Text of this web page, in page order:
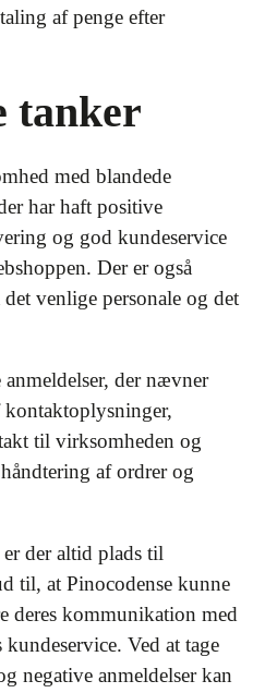
af penge efter
tanker
med blandede
har haft positive
og god kundeservice
Der er også
venlige personale og det
der nævner
kontaktoplysninger,
til virksomheden og
af ordrer og
der altid plads til
til, at Pinocodense kunne
deres kommunikation med
Ved at tage
negative anmeldelser kan